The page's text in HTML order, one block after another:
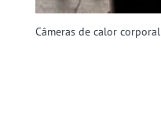
Câmeras de calor corporal